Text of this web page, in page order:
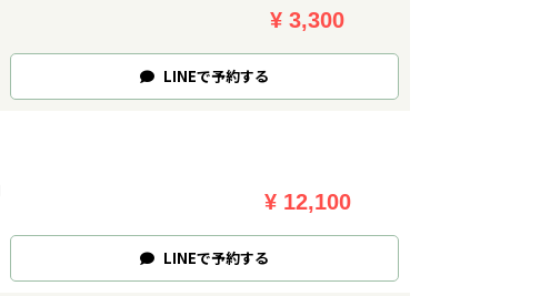
¥ 3,300
LINEで予約する
¥ 12,100
LINEで予約する